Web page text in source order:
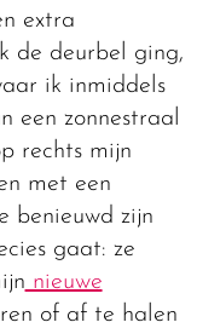
extra
de deurbel ging,
ik inmiddels
een zonnestraal
rechts mijn
met een
benieuwd zijn
gaat: ze
nieuwe
of af te halen